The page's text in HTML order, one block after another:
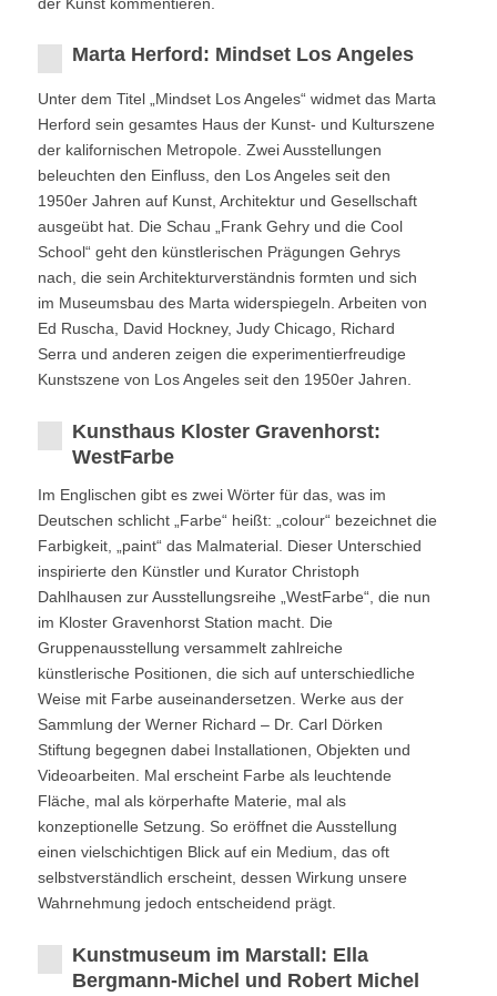
der Kunst kommentieren.
Marta Herford: Mindset Los Angeles
Unter dem Titel „Mindset Los Angeles“ widmet das Marta
Herford sein gesamtes Haus der Kunst- und Kulturszene
der kalifornischen Metropole. Zwei Ausstellungen
beleuchten den Einfluss, den Los Angeles seit den
1950er Jahren auf Kunst, Architektur und Gesellschaft
ausgeübt hat. Die Schau „Frank Gehry und die Cool
School“ geht den künstlerischen Prägungen Gehrys
nach, die sein Architekturverständnis formten und sich
im Museumsbau des Marta widerspiegeln. Arbeiten von
Ed Ruscha, David Hockney, Judy Chicago, Richard
Serra und anderen zeigen die experimentierfreudige
Kunstszene von Los Angeles seit den 1950er Jahren.
Kunsthaus Kloster Gravenhorst:
WestFarbe
Im Englischen gibt es zwei Wörter für das, was im
Deutschen schlicht „Farbe“ heißt: „colour“ bezeichnet die
Farbigkeit, „paint“ das Malmaterial. Dieser Unterschied
inspirierte den Künstler und Kurator Christoph
Dahlhausen zur Ausstellungsreihe „WestFarbe“, die nun
im Kloster Gravenhorst Station macht. Die
Gruppenausstellung versammelt zahlreiche
künstlerische Positionen, die sich auf unterschiedliche
Weise mit Farbe auseinandersetzen. Werke aus der
Sammlung der Werner Richard – Dr. Carl Dörken
Stiftung begegnen dabei Installationen, Objekten und
Videoarbeiten. Mal erscheint Farbe als leuchtende
Fläche, mal als körperhafte Materie, mal als
konzeptionelle Setzung. So eröffnet die Ausstellung
einen vielschichtigen Blick auf ein Medium, das oft
selbstverständlich erscheint, dessen Wirkung unsere
Wahrnehmung jedoch entscheidend prägt.
Kunstmuseum im Marstall: Ella
Bergmann-Michel und Robert Michel